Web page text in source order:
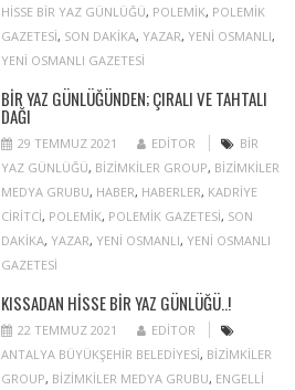
HISSE BIR YAZ GÜNLÜĞÜ, POLEMIK, POLEMIK
GAZETESI, SON DAKIKA, YAZAR, YENI OSMANLI,
YENI OSMANLI GAZETESI
BIR YAZ GÜNLÜĞÜNDEN; ÇIRALI VE TAHTALI
DAĞI
29 TEMMUZ 2021 EDITOR
BIR
YAZ GÜNLÜĞÜ, BIZIMKILER GROUP, BIZIMKILER
MEDYA GRUBU, HABER, HABERLER, KADRIYE
CIRITCI, POLEMIK, POLEMIK GAZETESI, SON
DAKIKA, YAZAR, YENI OSMANLI, YENI OSMANLI
GAZETESI
KISSADAN HISSE BIR YAZ GÜNLÜĞÜ..!
22 TEMMUZ 2021
EDITOR
ANTALYA BÜYÜKŞEHIR BELEDIYESI, BIZIMKILER
GROUP, BIZIMKILER MEDYA GRUBU, ENGELLI